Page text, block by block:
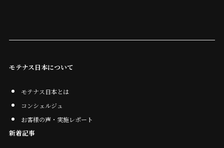
モテナス日本について
モテナス日本とは
コンシェルジュ
お客様の声・実施レポート
新着記事